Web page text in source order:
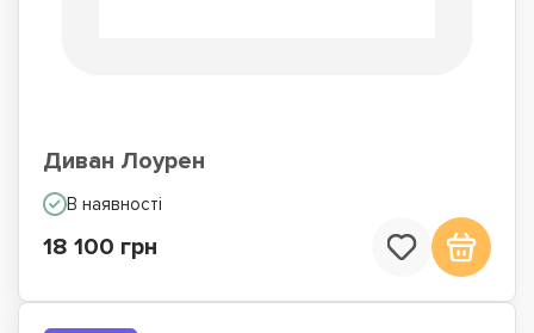
Диван Лоурен
В наявності
18 100 грн